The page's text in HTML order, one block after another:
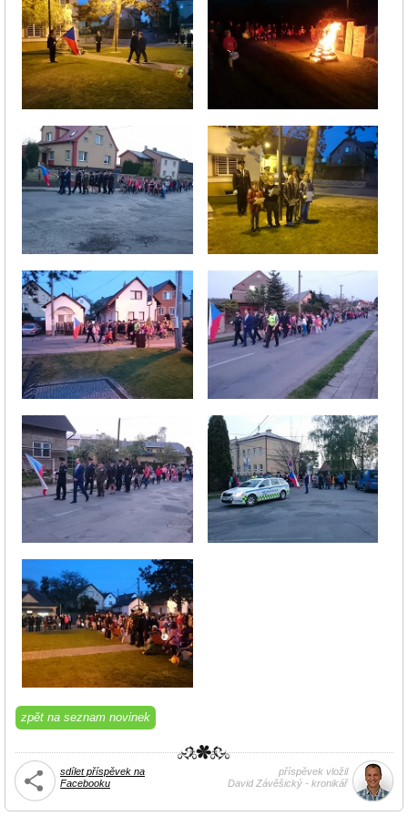
zpět na seznam novinek
sdílet příspěvek na
Facebooku
příspěvek vložil
David Závěšický - kronikář